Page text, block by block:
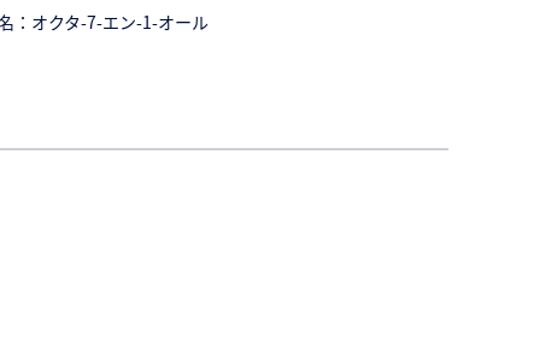
：オクタ-7-エン-1-オール